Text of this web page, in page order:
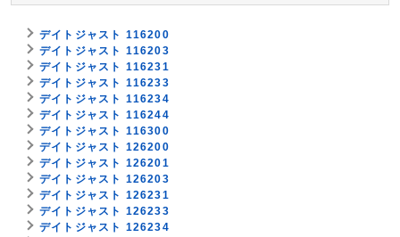
デイトジャスト 116200
デイトジャスト 116203
デイトジャスト 116231
デイトジャスト 116233
デイトジャスト 116234
デイトジャスト 116244
デイトジャスト 116300
デイトジャスト 126200
デイトジャスト 126201
デイトジャスト 126203
デイトジャスト 126231
デイトジャスト 126233
デイトジャスト 126234